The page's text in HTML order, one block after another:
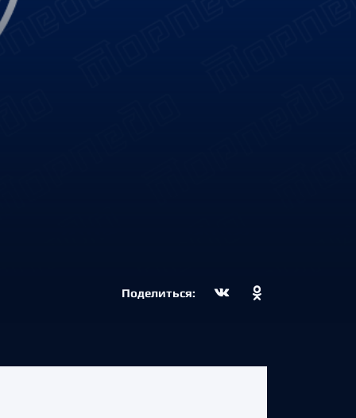
Поделиться: